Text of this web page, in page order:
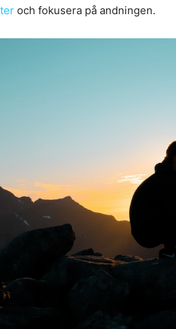
och fokusera på andningen.